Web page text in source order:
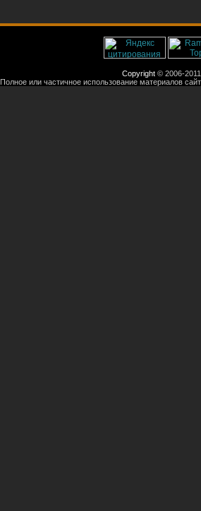
Copyright © 2006-
Полное или частичное использование материалов